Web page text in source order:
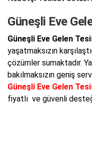
Güneşli Eve
Güneşli Eve Gelen
yaşatmaksızın
çözümler sumaktadır.
bakılmaksızın geniş
Güneşli Eve Gelen
fiyatlı ve güvenli